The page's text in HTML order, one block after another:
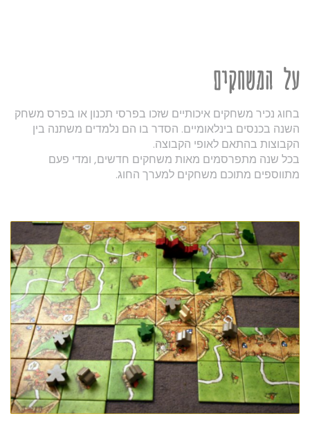
על המשחקים
בחוג נכיר משחקים איכותיים שזכו בפרסי תכנון או בפרס משחק
השנה בכנסים בינלאומיים. הסדר בו הם נלמדים משתנה בין
הקבוצות בהתאם לאופי הקבוצה.
בכל שנה מתפרסמים מאות משחקים חדשים, ומדי פעם
מתווספים מתוכם משחקים למערך החוג.